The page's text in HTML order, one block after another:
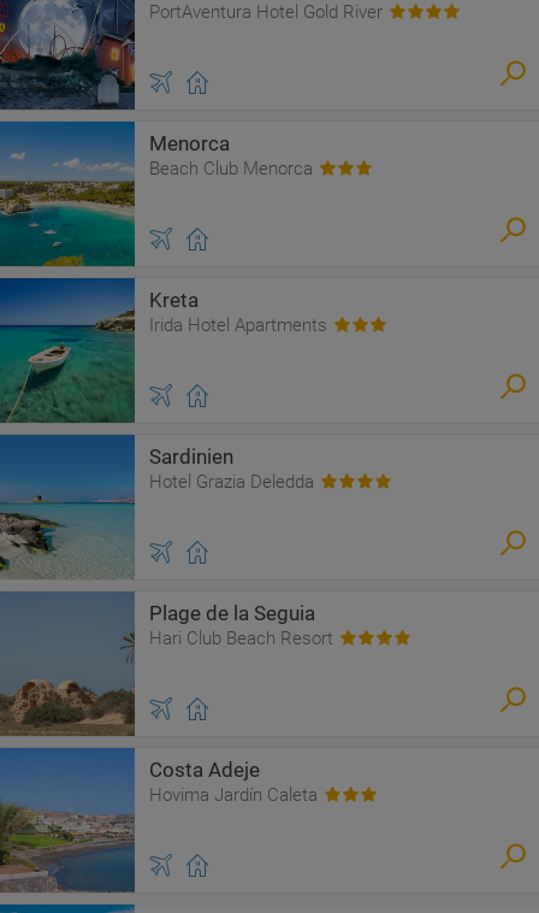
PortAventura Hotel Gold River
Menorca
Beach Club Menorca
Kreta
Irida Hotel Apartments
Sardinien
Hotel Grazia Deledda
Plage de la Seguia
Hari Club Beach Resort
Costa Adeje
Hovima Jardín Caleta